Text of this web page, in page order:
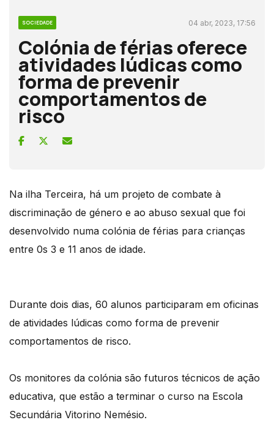
SOCIEDADE 04 abr, 2023, 17:56
Colónia de férias oferece
atividades lúdicas como
forma de prevenir
comportamentos de
risco
Na ilha Terceira, há um projeto de combate à
discriminação de género e ao abuso sexual que foi
desenvolvido numa colónia de férias para crianças
entre 0s 3 e 11 anos de idade.
Durante dois dias, 60 alunos participaram em oficinas
de atividades lúdicas como forma de prevenir
comportamentos de risco.
Os monitores da colónia são futuros técnicos de ação
educativa, que estão a terminar o curso na Escola
Secundária Vitorino Nemésio.